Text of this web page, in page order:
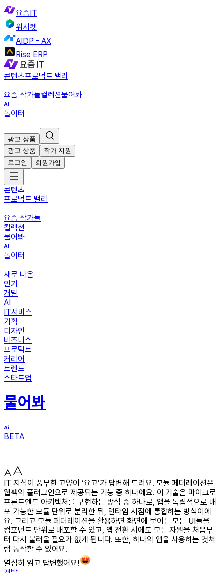
요즘IT
위시켓
AIDP - AX
Rise ERP
콘텐츠프로덕트 밸리
요즘 작가들컬렉션물어봐
놀이터
광고 상품
광고 상품
작가 지원
로그인
회원가입
콘텐츠
프로덕트 밸리
요즘 작가들
컬렉션
물어봐
놀이터
새로 나온
인기
개발
AI
IT서비스
기획
디자인
비즈니스
프로덕트
커리어
트렌드
스타트업
물어봐
BETA
IT 지식이 풍부한 고양이 ‘요고’가 답변해 드려요. 모듈 페더레이션은
웹팩의 플러그인으로 제공되는 기능 중 하나에요. 이 기술은 마이크로
프론트엔드 아키텍처를 구현하는 방식 중 하나로, 앱을 독립적으로 배
포 가능한 모듈 단위로 분리한 뒤, 런타임 시점에 통합하는 방식이에
요. 그리고 모듈 페더레이션을 활용하면 화면에 보이는 모든 UI들을
컴포넌트 단위로 배포할 수 있고, 앱 전환 시에도 모든 자원을 처음부
터 다시 불러올 필요가 없게 됩니다. 또한, 하나의 앱을 사용하는 것처
럼 동작할 수 있어요.
열심히 읽고 답변했어요!